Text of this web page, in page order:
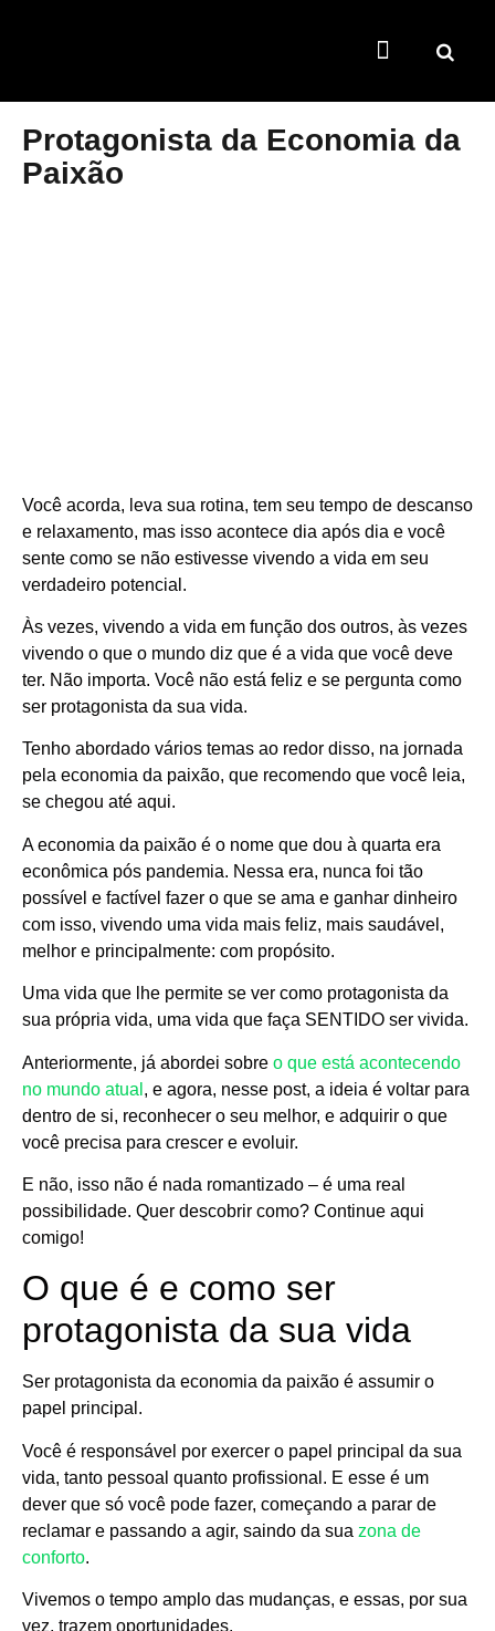
Protagonista da Economia da
Paixão
Você acorda, leva sua rotina, tem seu tempo de descanso
e relaxamento, mas isso acontece dia após dia e você
sente como se não estivesse vivendo a vida em seu
verdadeiro potencial.
Às vezes, vivendo a vida em função dos outros, às vezes
vivendo o que o mundo diz que é a vida que você deve
ter. Não importa. Você não está feliz e se pergunta como
ser protagonista da sua vida.
Tenho abordado vários temas ao redor disso, na jornada
pela economia da paixão, que recomendo que você leia,
se chegou até aqui.
A economia da paixão é o nome que dou à quarta era
econômica pós pandemia. Nessa era, nunca foi tão
possível e factível fazer o que se ama e ganhar dinheiro
com isso, vivendo uma vida mais feliz, mais saudável,
melhor e principalmente: com propósito.
Uma vida que lhe permite se ver como protagonista da
sua própria vida, uma vida que faça SENTIDO ser vivida.
Anteriormente, já abordei sobre o que está acontecendo
no mundo atual , e agora, nesse post, a ideia é voltar para
dentro de si, reconhecer o seu melhor, e adquirir o que
você precisa para crescer e evoluir.
E não, isso não é nada romantizado – é uma real
possibilidade. Quer descobrir como? Continue aqui
comigo!
O que é e como ser
protagonista da sua vida
Ser protagonista da economia da paixão é assumir o
papel principal.
Você é responsável por exercer o papel principal da sua
vida, tanto pessoal quanto profissional. E esse é um
dever que só você pode fazer, começando a parar de
reclamar e passando a agir, saindo da sua zona de
conforto.
Vivemos o tempo amplo das mudanças, e essas, por sua
vez, trazem oportunidades.